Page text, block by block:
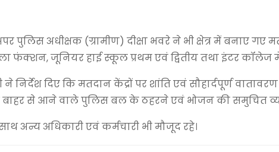
पुलिस अधीक्षक (ग्रामीण) दीक्षा भवरेने भी क्षेत्र में बनाए गए
फंक्शन, जूनियर हाई स्कूल प्रथम एवं द्वितीय तथा इंटर कॉलेज
ने निर्देश दिए कि मतदान केंद्रों पर शांति एवं सौहार्दपूर्ण
बाहर से आने वाले पुलिस बल के ठहरने एवं भोजन की समुचित
अन्य अधिकारी एवं कर्मचारी भी मौजूद रहे।